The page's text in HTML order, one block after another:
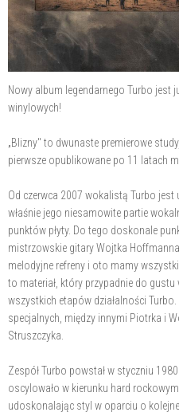
Nowy album legendarnego Turbo jest
winylowych!
„Blizny" to dwunaste premierowe
pierwsze opublikowane po 11 latach
Od czerwca 2007 wokalistą Turbo
właśnie jego niesamowite partie
punktów płyty. Do tego doskonale
mistrzowskie gitary Wojtka
melodyjne refreny i oto mamy
to materiał, który przypadnie do
wszystkich etapów działalności Turbo.
specjalnych, między innymi Piotrka i
Struszczyka.
Zespół Turbo powstał w styczniu
oscylowało w kierunku hard
udoskonalając styl w oparciu o